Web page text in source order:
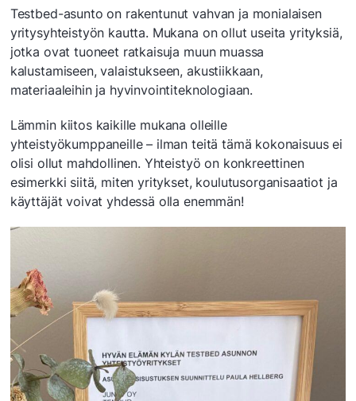
Testbed-asunto on rakentunut vahvan ja monialaisen
yritysyhteistyön kautta. Mukana on ollut useita yrityksiä,
jotka ovat tuoneet ratkaisuja muun muassa
kalustamiseen, valaistukseen, akustiikkaan,
materiaaleihin ja hyvinvointiteknologiaan.
Lämmin kiitos kaikille mukana olleille
yhteistyökumppaneille – ilman teitä tämä kokonaisuus ei
olisi ollut mahdollinen. Yhteistyö on konkreettinen
esimerkki siitä, miten yritykset, koulutusorganisaatiot ja
käyttäjät voivat yhdessä olla enemmän!